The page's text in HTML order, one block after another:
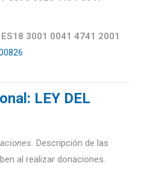
ES18 3001 0041 4741 2001
LEY DEL
Descripción de las
al realizar donaciones.